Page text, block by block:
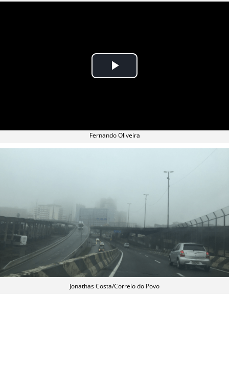
Fernando Oliveira
Jonathas Costa/Correio do Povo